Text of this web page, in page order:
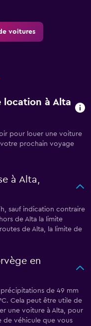
voitures
location à Alta
pour louer une voiture
prochain voyage
à Alta,
sauf indication contraire
de Alta la limite
de Alta, la limite de
en
de 49 mm
Cela peut être utile de
une voiture à Alta, pour
de véhicule que vous